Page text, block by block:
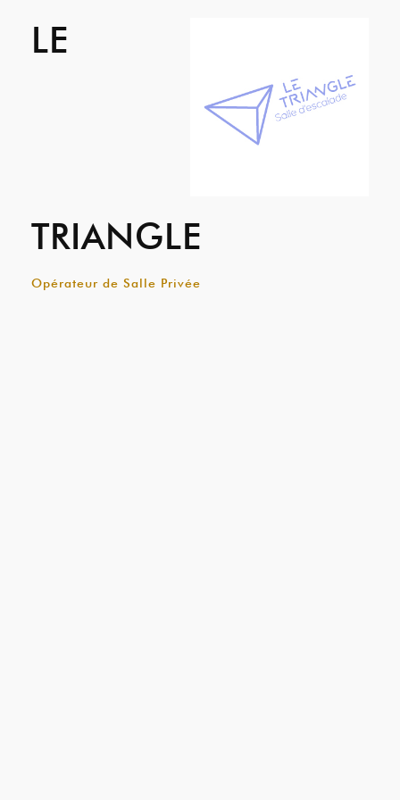
LE
TRIANGLE
Opérateur de Salle Privée